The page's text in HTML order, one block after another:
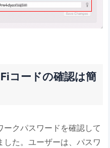
コードの確認は簡
ークパスワードを確認して
た。ユーザーは、パスワ